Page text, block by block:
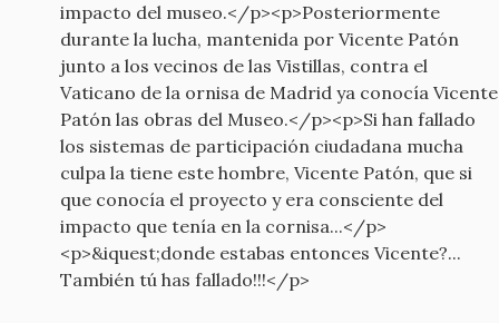
impacto del museo.</p><p>Posteriormente
durante la lucha, mantenida por Vicente Patón
junto a los vecinos de las Vistillas, contra el
Vaticano de la ornisa de Madrid ya conocía Vicente
Patón las obras del Museo.</p><p>Si han fallado
los sistemas de participación ciudadana mucha
culpa la tiene este hombre, Vicente Patón, que si
que conocía el proyecto y era consciente del
impacto que tenía en la cornisa...</p>
<p>&iquest;donde estabas entonces Vicente?...
También tú has fallado!!!</p>